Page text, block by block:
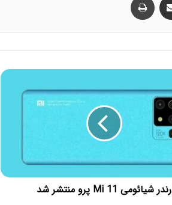
رندر شیائومی Mi 11 پرو منتشر شد